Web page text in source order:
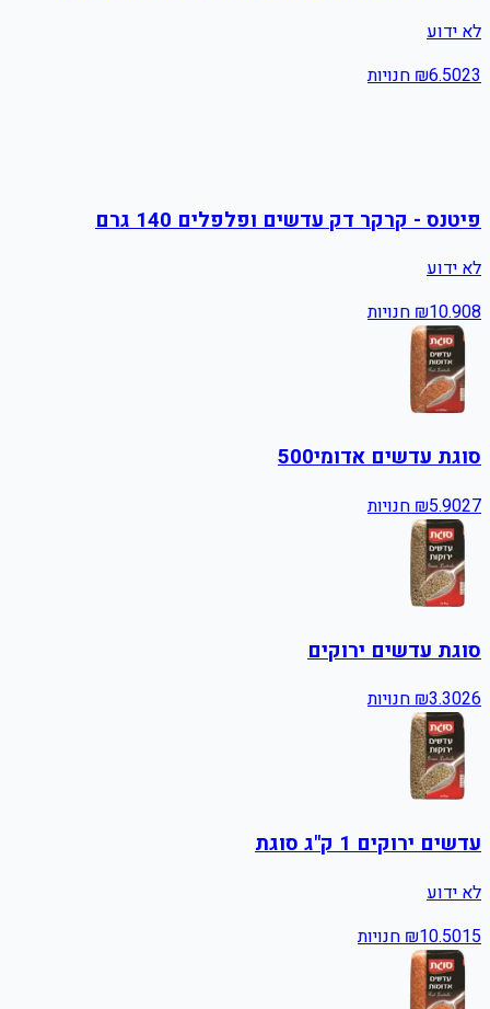
לא ידוע
₪6.5023 חנויות
פיטנס - קרקר דק עדשים ופלפלים 140 גרם
לא ידוע
₪10.908 חנויות
סוגת עדשים אדומי500
₪5.9027 חנויות
סוגת עדשים ירוקים
₪3.3026 חנויות
עדשים ירוקים 1 ק"ג סוגת
לא ידוע
₪10.5015 חנויות